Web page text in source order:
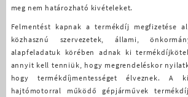
meg nem határozható kivételeket.
Felmentést kapnak a termékdíj megfizetése
közhasznú szervezetek, állami,
alapfeladatuk körében adnak ki
annyit kell tenniük, hogy megrendeléskor
hogy termékdíjmentességet élveznek. A
hajtómotorral működő gépjárművek